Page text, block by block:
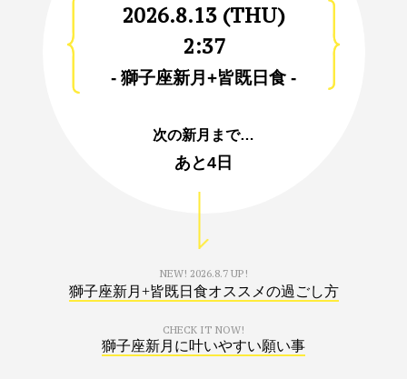
2026.8.13 (THU)
2:37
- 獅子座新月+皆既日食 -
次の新月まで…
あと4日
NEW! 2026.8.7 UP!
獅子座新月+皆既日食オススメの過ごし方
CHECK IT NOW!
獅子座新月に叶いやすい願い事